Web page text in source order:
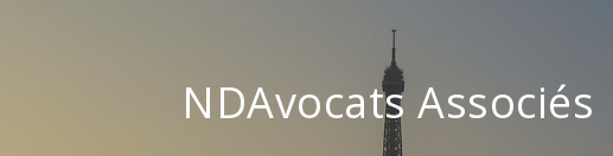
NDAvocats Associés